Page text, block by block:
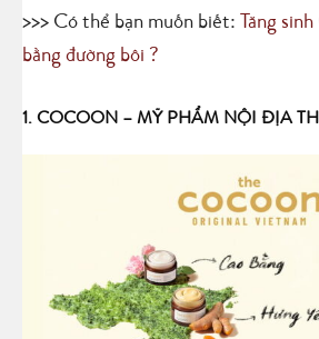
>>> Có thể bạn muốn biết: Tăng
bằng đường bôi ?
1. COCOON – MỸ PHẨM NỘI ĐỊA